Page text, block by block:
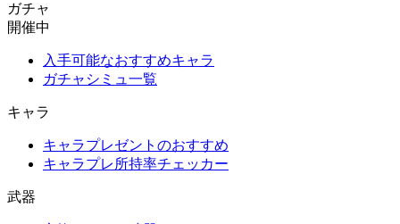
ガチャ
開催中
入手可能なおすすめキャラ
ガチャシミュ一覧
キャラ
キャラプレゼントのおすすめ
キャラプレ所持率チェッカー
武器